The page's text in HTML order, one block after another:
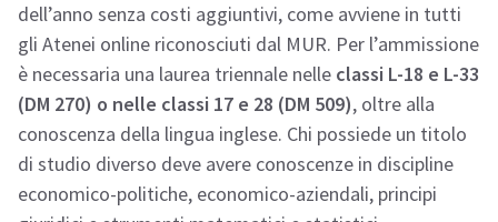
dell’anno senza costi aggiuntivi, come avviene in tutti
gli Atenei online riconosciuti dal MUR. Per l’ammissione
è necessaria una laurea triennale nelle classi L-18 e L-33
(DM 270) o nelle classi 17 e 28 (DM 509), oltre alla
conoscenza della lingua inglese. Chi possiede un titolo
di studio diverso deve avere conoscenze in discipline
economico-politiche, economico-aziendali, principi